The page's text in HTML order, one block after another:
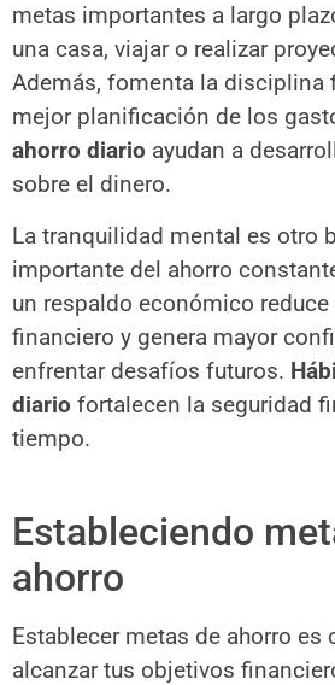
metas importantes a largo
una casa, viajar o realizar
Además, fomenta la disciplina
mejor planificación de los
ahorro diario ayudan a
sobre el dinero.
La tranquilidad mental es otro
importante del ahorro
un respaldo económico reduce
financiero y genera mayor
enfrentar desafíos futuros.
diario fortalecen la seguridad
tiempo.
Estableciendo
ahorro
Establecer metas de ahorro es
alcanzar tus objetivos